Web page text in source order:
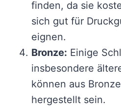
finden, da sie
sich gut für
eignen.
Bronze: Einige
insbesondere
können aus
hergestellt sein.